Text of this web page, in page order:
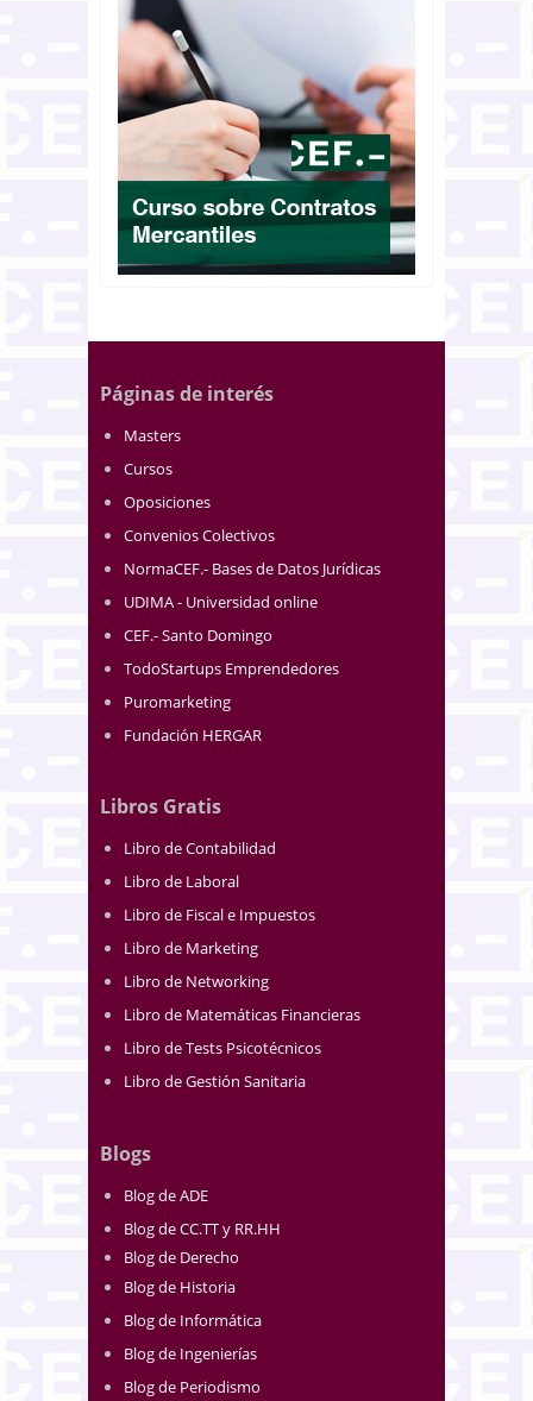
Páginas de interés
Masters
Cursos
Oposiciones
Convenios Colectivos
NormaCEF.- Bases de Datos Jurídicas
UDIMA - Universidad online
CEF.- Santo Domingo
TodoStartups Emprendedores
Puromarketing
Fundación HERGAR
Libros Gratis
Libro de Contabilidad
Libro de Laboral
Libro de Fiscal e Impuestos
Libro de Marketing
Libro de Networking
Libro de Matemáticas Financieras
Libro de Tests Psicotécnicos
Libro de Gestión Sanitaria
Blogs
Blog de ADE
Blog de CC.TT y RR.HH
Blog de Derecho
Blog de Historia
Blog de Informática
Blog de Ingenierías
Blog de Periodismo